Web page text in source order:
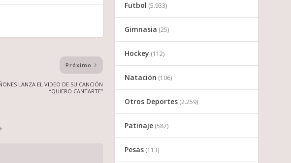
Próximo
LANZA EL VIDEO DE SU CANCIÓN
“QUIERO CANTARTE”
Futbol (5.933)
Gimnasia (25)
Hockey (112)
Natación (106)
Otros Deportes (2.259)
Patinaje (587)
Pesas (113)